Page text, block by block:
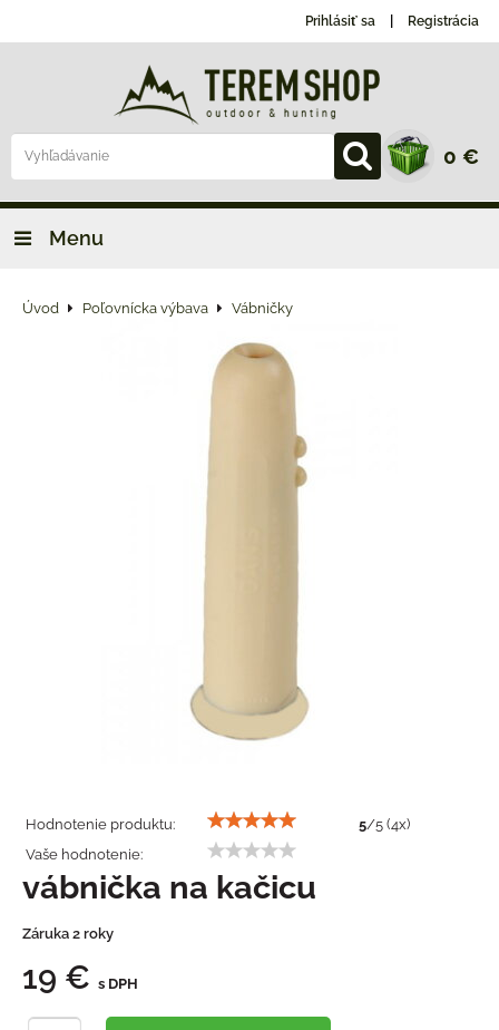
Prihlásiť sa Registrácia
0 €
Menu
Úvod Poľovnícka výbava Vábničky
Hodnotenie produktu: 5/5 (4x)
Vaše hodnotenie:
vábnička na kačicu
Záruka 2 roky
19 € s DPH